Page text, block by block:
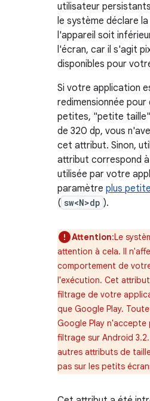
utilisateur
le système déclare la
l'appareil soit
l'écran, car il s'agit
disponibles pour
Si votre application
redimensionnée
petites, "petite taille"
de 320 dp, vous
cet attribut. Sinon,
attribut correspond
utilisée par votre
paramètre plus
( sw<N>dp ).
Attention:Le
attention à cela. Il
comportement de
l'exécution. Cet
filtrage de votre
que Google Play.
Google Play
filtrage sur Android
autres attributs de
pas sur les petits